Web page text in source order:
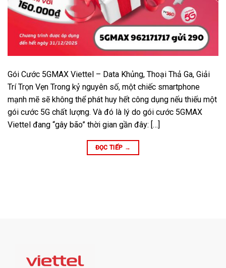
Gói Cước 5GMAX Viettel – Data Khủng, Thoại Thả Ga, Giải
Trí Trọn Vẹn Trong kỷ nguyên số, một chiếc smartphone
mạnh mẽ sẽ không thể phát huy hết công dụng nếu thiếu một
gói cước 5G chất lượng. Và đó là lý do gói cước 5GMAX
Viettel đang “gây bão” thời gian gần đây: […]
ĐỌC TIẾP →